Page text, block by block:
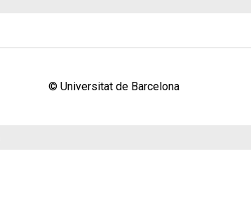
© Universitat de Barcelona